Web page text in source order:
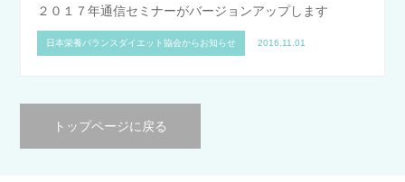
２０１７年通信セミナーがバージョンアップします
日本栄養バランスダイエット協会からお知らせ 2016.11.01
トップページに戻る